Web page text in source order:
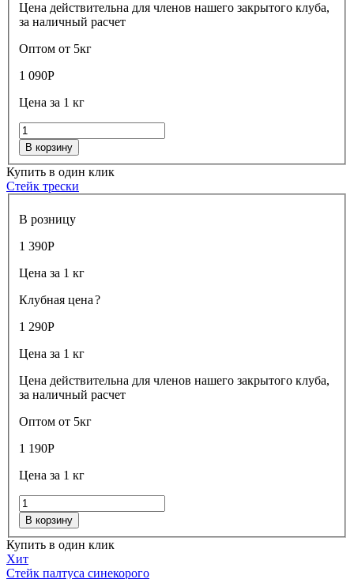
Цена действительна для членов нашего закрытого клуба,
за наличный расчет
Оптом от 5кг
1 090Р
Цена за 1 кг
В корзину
Купить в один клик
Стейк трески
В розницу
1 390Р
Цена за 1 кг
Клубная цена?
1 290Р
Цена за 1 кг
Цена действительна для членов нашего закрытого клуба,
за наличный расчет
Оптом от 5кг
1 190Р
Цена за 1 кг
В корзину
Купить в один клик
Хит
Стейк палтуса синекорого